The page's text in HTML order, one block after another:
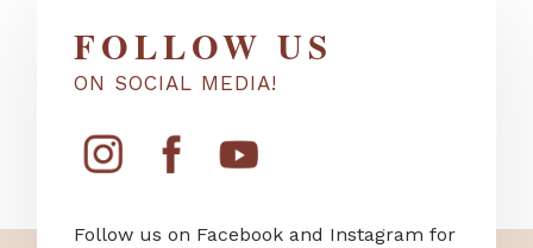
FOLLOW US
ON SOCIAL MEDIA!
Follow us on Facebook and Instagram for